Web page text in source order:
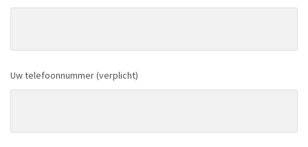
Uw telefoonnummer (verplicht)